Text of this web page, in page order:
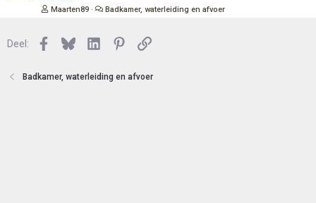
Maarten89 Badkamer, waterleiding en afvoer
Deel: Facebook
BlueskyLinkedInPinterest
Link
Badkamer, waterleiding en afvoer